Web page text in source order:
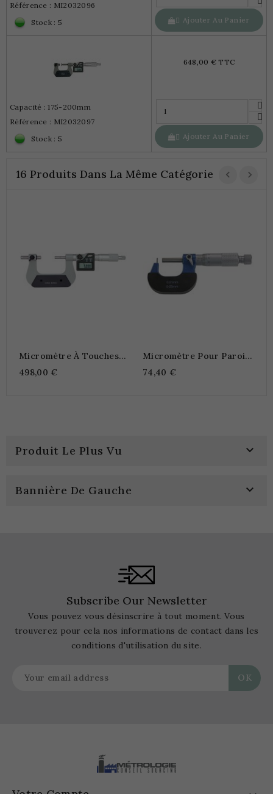
Référence : MI2032096
Stock : 5
Ajouter Au Panier
Capacité : 175-200mm
Référence : MI2032097
Stock : 5
648,00 € TTC
Ajouter Au Panier
16 Produits Dans La Même Catégorie
Micromètre À Touches
Interchangeables Digital
498,00 €
Micromètre Pour Parois
De Tube
74,40 €
Produit Le Plus Vu 
Bannière De Gauche 
Subscribe Our Newsletter
Vous pouvez vous désinscrire à tout moment. Vous
trouverez pour cela nos informations de contact dans les
conditions d'utilisation du site.